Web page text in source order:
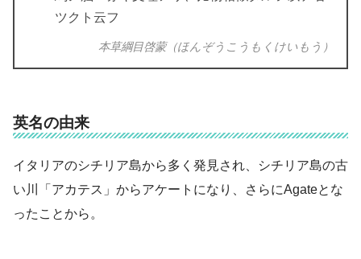
ツクト云フ
本草綱目啓蒙（ほんぞうこうもくけいもう）
英名の由来
イタリアのシチリア島から多く発見され、シチリア島の古
い川「アカテス」からアケートになり、さらにAgateとな
ったことから。